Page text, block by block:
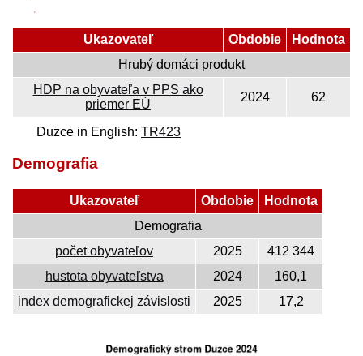
Ukazovateľ Obdobie
Hodnota
Hrubý domáci produkt
HDP na obyvateľa v PPS ako
priemer EÚ
2024 62
Duzce in English: TR423
Demografia
Ukazovateľ Obdobie
Hodnota
Demografia
počet obyvateľov
2025
412 344
hustota obyvateľstva
2024
160,1
index demografickej závislosti
2025 17,2